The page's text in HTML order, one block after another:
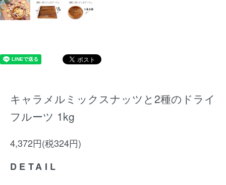
キャラメルミックスナッツと2種のドライ
フルーツ 1kg
4,372円(税324円)
DETAIL